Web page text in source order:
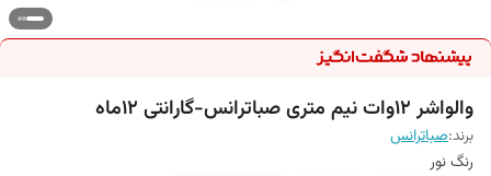
والواشر ۱۲وات نیم متری صباترانس-گارانتی ۱۲ماه
برند:صباترانس
رنگ نور